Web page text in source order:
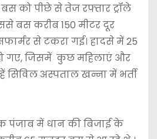
को पीछे से तेज रफ्तार ट्रॉले
बस करीब 150 मीटर दूर
से टकरा गई। हादसे में 25
गए, जिसमें कुछ महिलाएं और
सिविल अस्पताल खन्ना में भर्ती
पंजाब में धान की बिजाई के